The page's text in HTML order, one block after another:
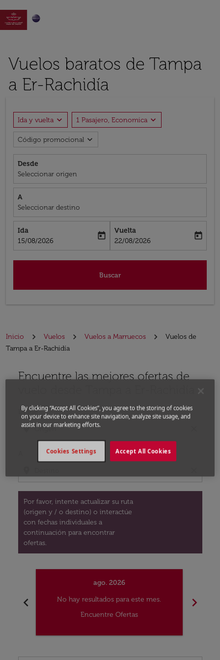

Vuelos baratos de Tampa
a Er-Rachidía
Ida y vuelta expand_more 1 Pasajero, Economica expand_more
Código promocional expand_more
Desde
Seleccionar origen
A
Seleccionar destino
Ida
fc-booking-departure-date-aria-label
15/08/2026
today
Vuelta
fc-booking-return-date-aria-label
22/08/2026
today
Buscar
Inicio Vuelos Vuelos a Marruecos
Vuelos de
Tampa a Er-Rachidía
Encuentre las mejores ofertas de
Desde
location_on
Por favor, intente actualizar su ruta
(origen y / o destino) o interactúe
con fechas individuales a
continuación para encontrar
ofertas.
Por favor, intente actualizar su ruta (origen y / o
chevron_left
ago. 2026
No hay resultados para este mes.
Encuentre Ofertas
chevron_right
By clicking “Accept All Cookies”, you agree to the storing of cookies
on your device to enhance site navigation, analyze site usage, and
assist in our marketing efforts.
Accept All Cookies
Cookies Settings